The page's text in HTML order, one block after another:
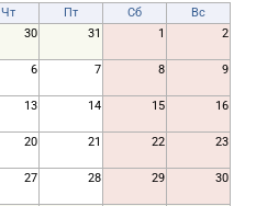
Чт Пт Сб
Вс
30 31 1 2
6 7 8 9
13 14 15 16
20 21 22 23
27 28 29 30